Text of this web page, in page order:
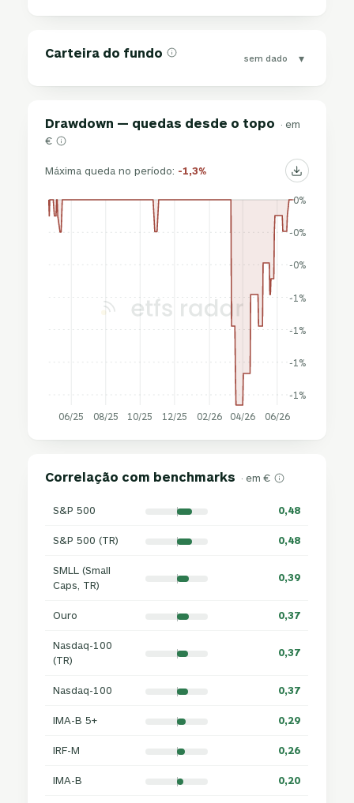
Carteira do fundo sem dado ▾
Drawdown — quedas desde o topo · em
€
Máxima queda no período: -1,3%
-1%
-1%
-1%
-1%
-0%
-0%
0%
06/25 08/25 10/25 12/25 02/26 04/26 06/26
Correlação com benchmarks · em €
S&P 500 0,48
S&P 500 (TR) 0,48
SMLL (Small
Caps, TR)
0,39
Ouro 0,37
Nasdaq-100
(TR)
0,37
Nasdaq-100 0,37
IMA-B 5+ 0,29
IRF-M 0,26
IMA-B 0,20